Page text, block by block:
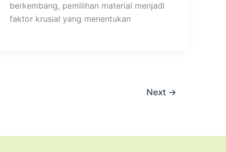
berkembang, pemilihan material menjadi
faktor krusial yang menentukan
Next →